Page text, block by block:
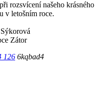
rozsvícení našeho krásného
v letošním roce.
Zátor
126 6kqbad4